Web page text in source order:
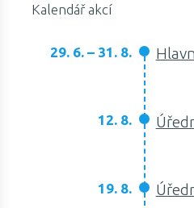
Kalendář akcí
29. 6. – 31. 8.
12. 8.
19. 8.